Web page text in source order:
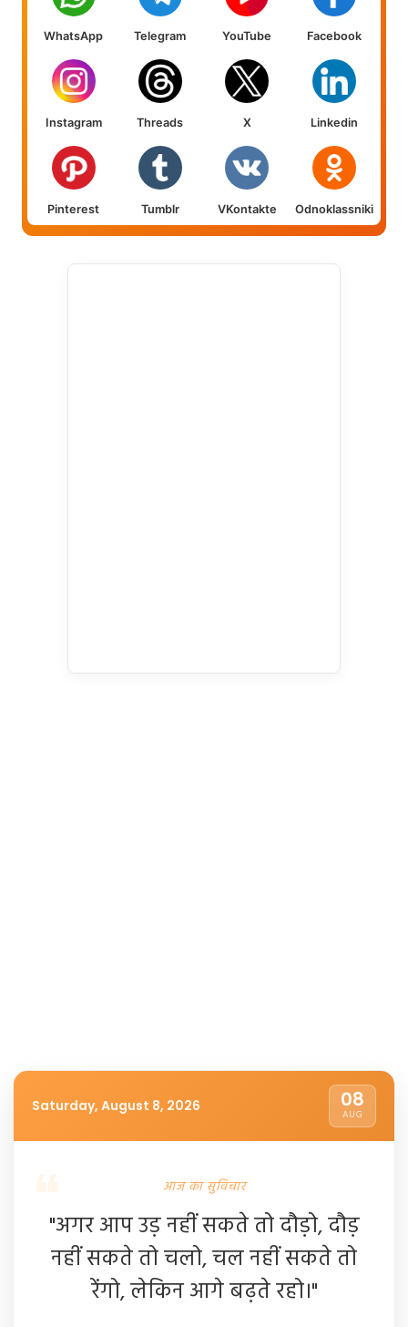
WhatsApp Telegram YouTube Facebook
Instagram Threads X Linkedin
Pinterest Tumblr VKontakte Odnoklassniki
Saturday, August 8, 2026 08
AUG
आज का सुविचार
"अगर आप उड़ नहीं सकते तो दौड़ो, दौड़
नहीं सकते तो चलो, चल नहीं सकते तो
रेंगो, लेकिन आगे बढ़ते रहो।"